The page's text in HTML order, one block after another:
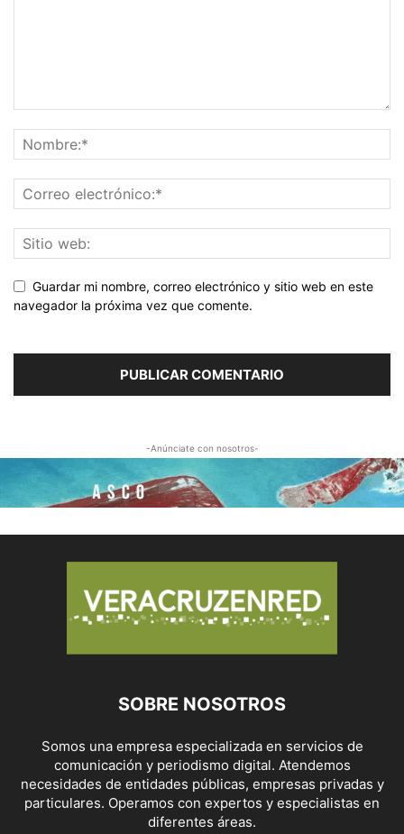
Guardar mi nombre, correo electrónico y sitio web en este
navegador la próxima vez que comente.
-Anúnciate con nosotros-
SOBRE NOSOTROS
Somos una empresa especializada en servicios de
comunicación y periodismo digital. Atendemos
necesidades de entidades públicas, empresas privadas y
particulares. Operamos con expertos y especialistas en
diferentes áreas.